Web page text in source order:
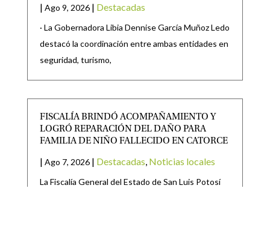
| Ago 9, 2026 | Destacadas
· La Gobernadora Libia Dennise García Muñoz Ledo
destacó la coordinación entre ambas entidades en
seguridad, turismo,
FISCALÍA BRINDÓ ACOMPAÑAMIENTO Y
LOGRÓ REPARACIÓN DEL DAÑO PARA
FAMILIA DE NIÑO FALLECIDO EN CATORCE
| Ago 7, 2026 | Destacadas Noticias locales
La Fiscalía General del Estado de San Luis Potosí